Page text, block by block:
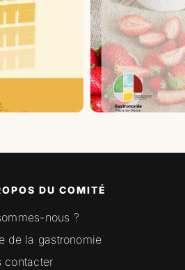
DU COMITÉ
nous ?
de la gastronomie
contacter